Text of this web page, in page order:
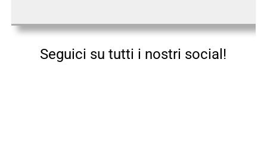
Seguici su tutti i nostri social!